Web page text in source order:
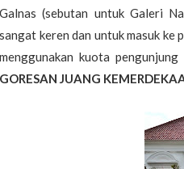
Galnas (sebutan untuk Galeri
sangat keren dan untuk masuk
menggunakan kuota
GORESAN JUANG